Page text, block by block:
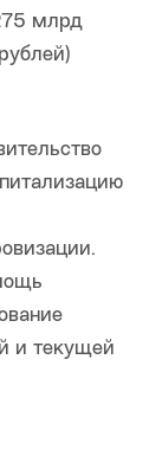
млрд
и текущей